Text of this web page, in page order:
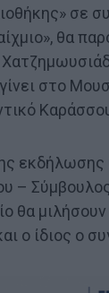
σε
θα
στο
εκδήλωσης
–
θα
ο ίδιος ο